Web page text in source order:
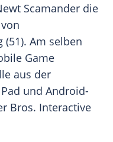
Scamander die
(51). Am selben
Game
aus der
und Android-
Bros. Interactive